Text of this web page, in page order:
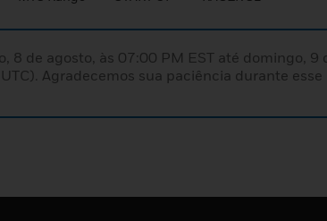
de agosto, às 07:00 PM EST até domingo, 9
Agradecemos sua paciência durante esse